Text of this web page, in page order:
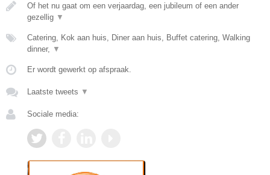
Of het nu gaat om een verjaardag, een jubileum of een ander
gezellig ▼
Catering, Kok aan huis, Diner aan huis, Buffet catering, Walking
dinner,
▼
Er wordt gewerkt op afspraak.
Laatste tweets ▼
Sociale media: